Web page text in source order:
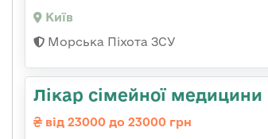
Київ
Морська Піхота ЗСУ
Лікар сімейної медицини
від 23000 до 23000 грн